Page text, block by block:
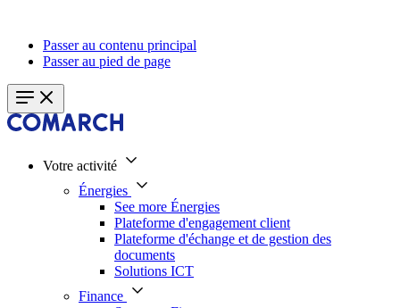
Passer au contenu principal
Passer au pied de page
Votre activité
Énergies
See more Énergies
Plateforme d'engagement client
Plateforme d'échange et de gestion des
documents
Solutions ICT
Finance